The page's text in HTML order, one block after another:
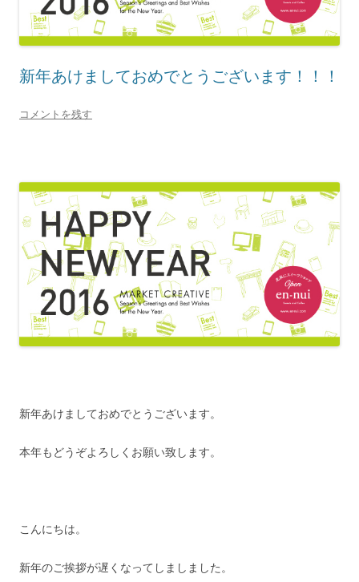
新年あけましておめでとうございます！！！
コメントを残す
新年あけましておめでとうございます。
本年もどうぞよろしくお願い致します。
こんにちは。
新年のご挨拶が遅くなってしましました。